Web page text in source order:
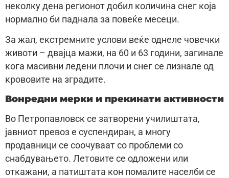
неколку дена регионот добил количина снег која
нормално би паднала за повеќе месеци.
За жал, екстремните услови веќе однеле човечки
животи – двајца мажи, на 60 и 63 години, загинале
кога масивни ледени плочи и снег се лизнале од
крововите на зградите.
Вонредни мерки и прекинати активности
Во Петропавловск се затворени училиштата,
јавниот превоз е суспендиран, а многу
продавници се соочуваат со проблеми со
снабдувањето. Летовите се одложени или
откажани, а патиштата кон помалите населби се